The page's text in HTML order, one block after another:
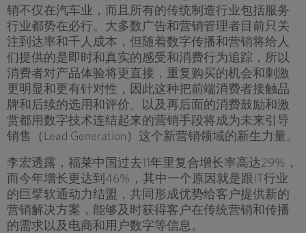
销不仅在汽车业，而且所有的传统制造行业包括服务
行业都势在必行。大多数广告和营销管理者目前只关
注到达率和千人成本，但随着数字传播和营销将给人
们提供的是即时和真实的感受和消费行为追踪，所以
消费者对产品体验将更直接，重复购买的机会和刺激
更明显和更有针对性，因此这种把前端消费者接触品
牌和后续的选用和评价、以及再后面的消费鼓励和激
赏都用数字技术连结起来的营销手段将成为未来引导
销售（Lead Generation）这个新营销领域的新生力量。
李宏透露，福莱中国过去11年里复合增长率高达29%，
而今年增长更达到46%，其中一个原因就是跟IT行业
的巨擘软通动力结盟，共同形成优势给客户提供新的
营销解决方案，能够及时获得客户在传统营销和传播
的需求以及电商和用户数字等信息。